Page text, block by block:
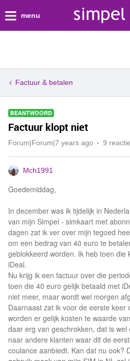
menu
Factuur & betalen
BEANTWOORD
Factuur klopt niet
Forum|Forum|7 years ago 9
Mch1991
Goedemiddag,
In december was ik tijdelijk in
van mijn Simpel - simkaart met
dagen zat ik ver over mijn tegoed
om een bedrag van 40 euro te
geblokkeerd worden. Ik heb toen die
iDeal.
Nu krijg ik een factuur over die
toen die 40 euro gelijk betaald met
niet meer, maar wordt wel morgen
Daarnaast zat ik voor de eerste keer
worden er gelijk kosten te waarde
daar erg van geschrokken, dat is
naar andere klanten waar dit de
coulance aanbiedt. Kan dat nu ook?